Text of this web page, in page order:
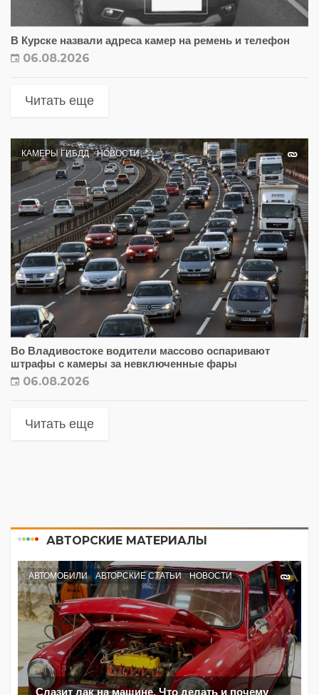
В Курске назвали адреса камер на ремень и телефон
06.08.2026
Читать еще
КАМЕРЫ ГИБДД НОВОСТИ
Во Владивостоке водители массово оспаривают
штрафы с камеры за невключенные фары
06.08.2026
Читать еще
АВТОРСКИЕ МАТЕРИАЛЫ
АВТОМОБИЛИ АВТОРСКИЕ СТАТЬИ НОВОСТИ
Слазит лак на машине. Что делать и почему